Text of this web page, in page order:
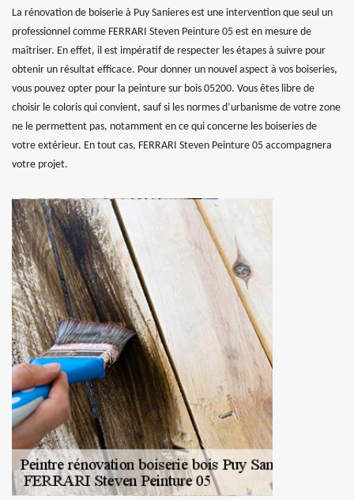
La rénovation de boiserie à Puy Sanieres est une intervention que seul un
professionnel comme FERRARI Steven Peinture 05 est en mesure de
maîtriser. En effet, il est impératif de respecter les étapes à suivre pour
obtenir un résultat efficace. Pour donner un nouvel aspect à vos boiseries,
vous pouvez opter pour la peinture sur bois 05200. Vous êtes libre de
choisir le coloris qui convient, sauf si les normes d’urbanisme de votre zone
ne le permettent pas, notamment en ce qui concerne les boiseries de
votre extérieur. En tout cas, FERRARI Steven Peinture 05 accompagnera
votre projet.